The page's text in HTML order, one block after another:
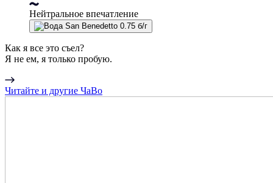
Нейтральное впечатление
Как я все это съел?
Я не ем, я только пробую.
Читайте и другие ЧаВо